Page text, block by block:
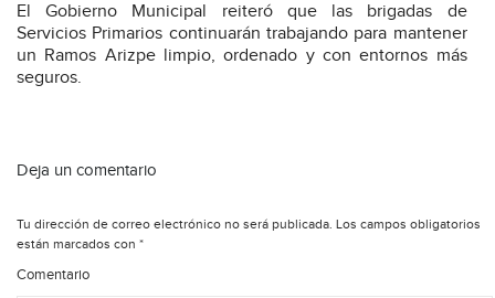
El Gobierno Municipal reiteró que las brigadas de
Servicios Primarios continuarán trabajando para mantener
un Ramos Arizpe limpio, ordenado y con entornos más
seguros.
Deja un comentario
Tu dirección de correo electrónico no será publicada. Los campos obligatorios
están marcados con *
Comentario